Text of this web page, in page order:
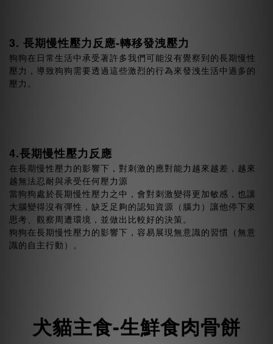
3. 長期慢性壓力反應-轉移發洩壓力
狗狗在日常生活中承受著許多我們可能沒有覺察到的長期慢性
壓力，導致狗狗需要透過這些激烈的行為來發洩生活中過多的
壓力。
4.長期慢性壓力反應
在長期慢性壓力的影響下，對刺激的應對能力越來越差，越來
越無法忍耐與承受任何壓力源
當狗狗處於長期慢性壓力之中，會對刺激變得更加敏感，也讓
大腦變得沒有彈性，缺乏足夠的認知資源（腦力）讓他停下來
思考、觀察周遭環境，並做出比較好的決策。
狗狗在長期慢性壓力的影響下，容易展現無意識的習慣（無意
識的自主行動）。
犬貓主食-生鮮食肉骨餅